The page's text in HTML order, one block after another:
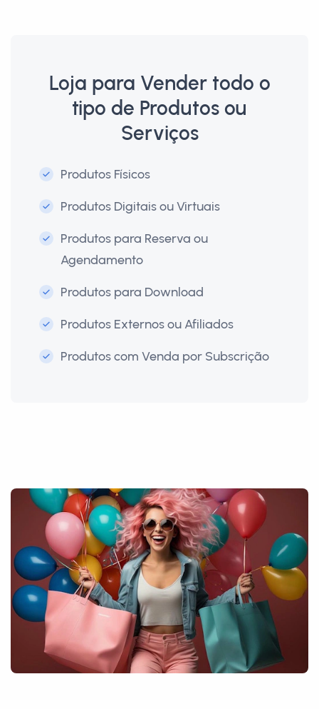
Loja para Vender todo o
tipo de Produtos ou
Serviços
Produtos Físicos
Produtos Digitais ou Virtuais
Produtos para Reserva ou
Agendamento
Produtos para Download
Produtos Externos ou Afiliados
Produtos com Venda por Subscrição